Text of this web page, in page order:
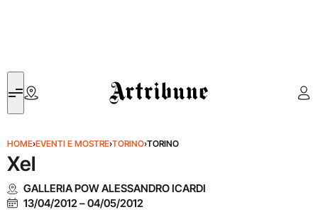
Artribune
HOME›EVENTI E MOSTRE›TORINO›TORINO
Xel
GALLERIA POW ALESSANDRO ICARDI
13/04/2012–04/05/2012